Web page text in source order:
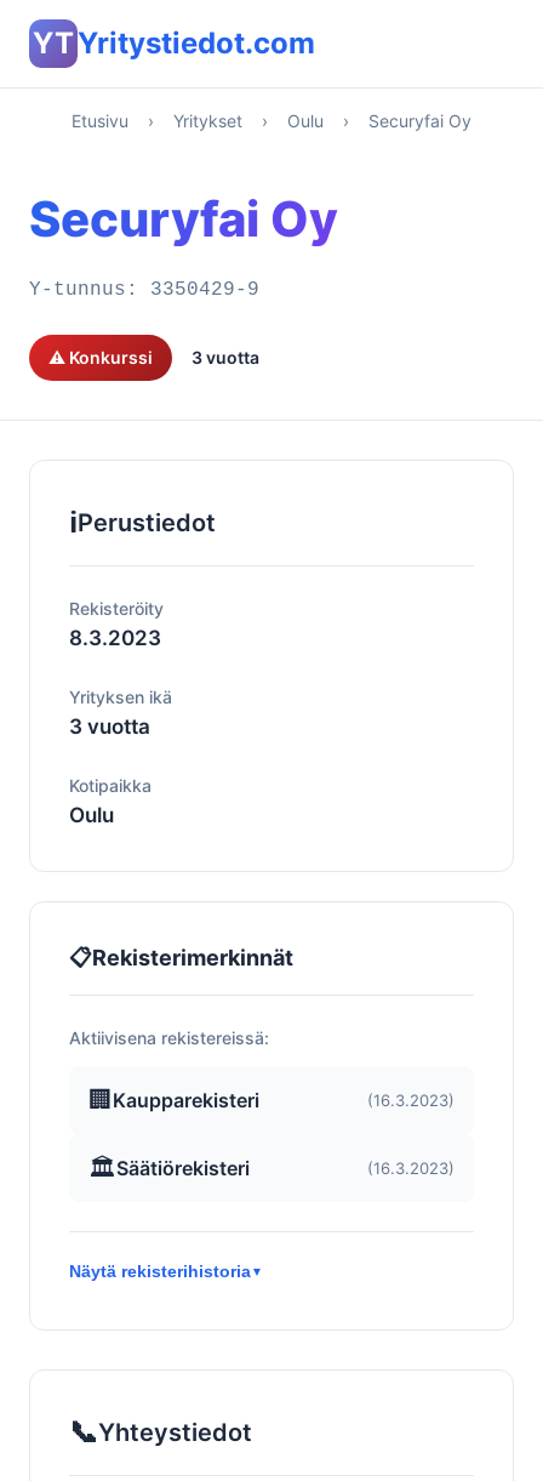
YTYritystiedot.com
Etusivu › Yritykset › Oulu › Securyfai Oy
Securyfai Oy
Y-tunnus: 3350429-9
⚠️ Konkurssi 3 vuotta
ℹ️Perustiedot
Rekisteröity
8.3.2023
Yrityksen ikä
3 vuotta
Kotipaikka
Oulu
📋Rekisterimerkinnät
Aktiivisena rekistereissä:
🏢 Kaupparekisteri (16.3.2023)
🏛️Säätiörekisteri (16.3.2023)
Näytä rekisterihistoria▼
📞Yhteystiedot